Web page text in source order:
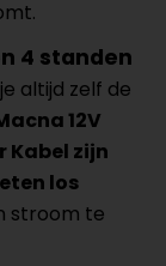
4 standen
altijd zelf de
12V
Kabel zijn
los
stroom te